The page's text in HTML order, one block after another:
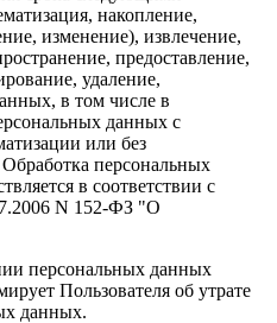
накопление,
изменение), извлечение,
предоставление,
удаление,
в том числе в
данных с
или без
Обработка персональных
в соответствии с
N 152-ФЗ "О
персональных данных
Пользователя об утрате
данных.